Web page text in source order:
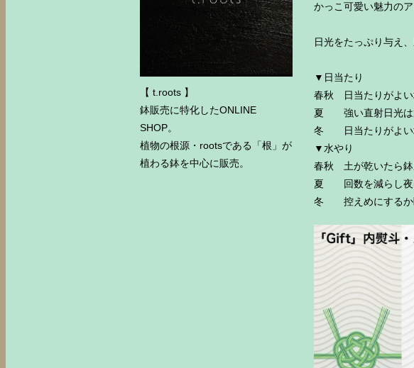
かっこ可愛い魅力のア
日光をたっぷり与え
▼日当たり
春秋 日当たりがよい
夏 強い直射日光は
冬 日当たりがよい
▼水やり
春秋 土が乾いたら鉢
夏 回数を減らし夜
冬 控えめにするか
【 t.roots 】
鉢販売に特化したONLINE
SHOP。
植物の根源・rootsである「根」が
植わる鉢を中心に販売。